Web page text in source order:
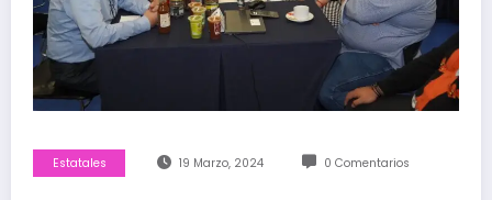
Estatales 19 Marzo, 2024 0 Comentarios